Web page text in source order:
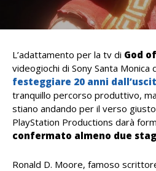
L’adattamento per la tv di God
videogiochi di Sony Santa Monica
festeggiare 20 anni
tranquillo percorso produttivo,
stiano andando per il verso
PlayStation Productions darà
confermato almeno due
Ronald D. Moore, famoso